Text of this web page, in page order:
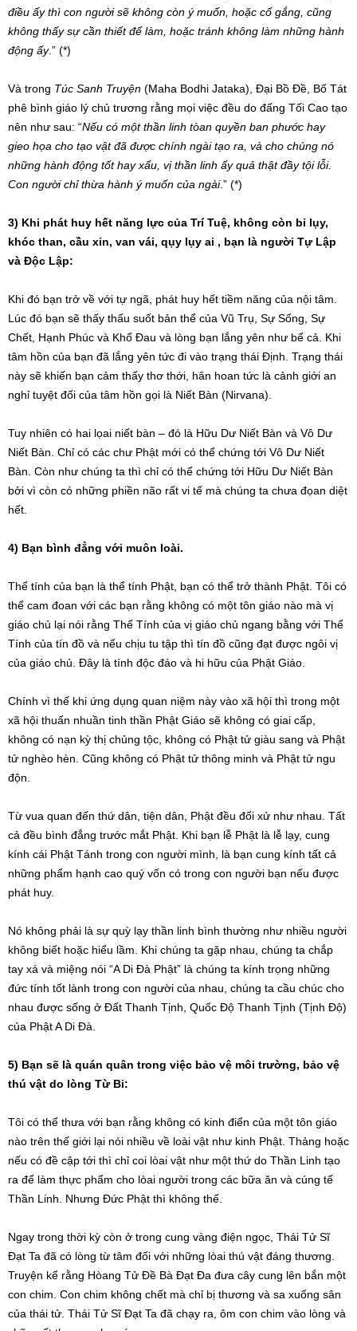
điều ấy thì con người sẽ không còn ý muốn, hoặc cố gắng, cũng
không thấy sự cần thiết để làm, hoặc tránh không làm những hành
động ấy.” (*)
Và trong Túc Sanh Truyện (Maha Bodhi Jataka), Đại Bồ Đề, Bố Tát
phê bình giáo lý chủ trương rằng mọi việc đều do đấng Tối Cao tạo
nên như sau: “Nếu có một thần linh tòan quyền ban phước hay
gieo họa cho tạo vật đã được chính ngài tạo ra, và cho chúng nó
những hành động tốt hay xấu, vị thần linh ấy quả thật đầy tội lỗi.
Con người chỉ thừa hành ý muốn của ngài.” (*)
3) Khi phát huy hết năng lực của Trí Tuệ, không còn bi lụy,
khóc than, cầu xin, van vái, qụy lụy ai , bạn là người Tự Lập
và Độc Lập:
Khi đó bạn trở về với tự ngã, phát huy hết tiềm năng của nội tâm.
Lúc đó bạn sẽ thấy thấu suốt bản thể của Vũ Trụ, Sự Sống, Sự
Chết, Hạnh Phúc và Khổ Đau và lòng bạn lắng yên như bể cả. Khi
tâm hồn của bạn đã lắng yên tức đi vào trạng thái Định. Trạng thái
này sẽ khiến bạn cảm thấy thơ thới, hân hoan tức là cảnh giới an
nghỉ tuyệt đối của tâm hồn gọi là Niết Bàn (Nirvana).
Tuy nhiên có hai lọai niết bàn – đó là Hữu Dư Niết Bàn và Vô Dư
Niết Bàn. Chỉ có các chư Phật mới có thể chứng tới Vô Dư Niết
Bàn. Còn như chúng ta thì chỉ có thể chứng tới Hữu Dư Niết Bàn
bởi vì còn có những phiền não rất vi tế mà chúng ta chưa đọan diệt
hết.
4) Bạn bình đẳng với muôn loài.
Thể tính của bạn là thể tính Phật, bạn có thể trở thành Phật. Tôi có
thể cam đoan với các bạn rằng không có một tôn giáo nào mà vị
giáo chủ lại nói rằng Thể Tính của vị giáo chủ ngang bằng với Thể
Tính của tín đồ và nếu chịu tu tập thì tín đồ cũng đạt được ngôi vị
của giáo chủ. Đây là tính độc đáo và hi hữu của Phật Giáo.
Chính vì thế khi ứng dụng quan niệm này vào xã hội thì trong một
xã hội thuấn nhuần tinh thần Phật Giáo sẽ không có giai cấp,
không có nạn kỳ thị chủng tộc, không có Phật tử giàu sang và Phật
tử nghèo hèn. Cũng không có Phật tử thông minh và Phật tử ngu
độn.
Từ vua quan đến thứ dân, tiện dân, Phật đều đối xử như nhau. Tất
cả đều bình đẳng trước mắt Phật. Khi bạn lễ Phật là lễ lạy, cung
kính cái Phật Tánh trong con người mình, là bạn cung kính tất cả
những phẩm hạnh cao quý vốn có trong con người bạn nếu được
phát huy.
Nó không phải là sự quỳ lạy thần linh bình thường như nhiều người
không biết hoặc hiểu lầm. Khi chúng ta gặp nhau, chúng ta chắp
tay xá và miệng nói “A Di Đà Phật” là chúng ta kính trọng những
đức tính tốt lành trong con người của nhau, chúng ta cầu chúc cho
nhau được sống ở Đất Thanh Tịnh, Quốc Độ Thanh Tịnh (Tịnh Độ)
của Phật A Di Đà.
5) Bạn sẽ là quán quân trong việc bảo vệ môi trường, bảo vệ
thú vật do lòng Từ Bi:
Tôi có thể thưa với bạn rằng không có kinh điển của một tôn giáo
nào trên thế giới lại nói nhiều về loài vật như kinh Phật. Thảng hoặc
nếu có đề cập tới thì chỉ coi lòai vật như một thứ do Thần Linh tạo
ra để làm thực phẩm cho lòai người trong các bữa ăn và cúng tế
Thần Linh. Nhưng Đức Phật thì không thế.
Ngay trong thời kỳ còn ở trong cung vàng điện ngọc, Thái Tử Sĩ
Đạt Ta đã có lòng từ tâm đối với những lòai thú vật đáng thương.
Truyện kể rằng Hòang Tử Đề Bà Đạt Đa đưa cây cung lên bắn một
con chim. Con chim không chết mà chỉ bị thương và sa xuống sân
của thái tử. Thái Tử Sĩ Đạt Ta đã chạy ra, ôm con chim vào lòng và